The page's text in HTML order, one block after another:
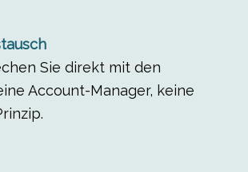
Sie direkt mit den
Account-Manager, keine